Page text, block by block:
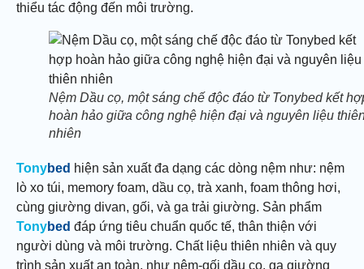
thiểu tác động đến môi trường.
Nệm Dầu cọ, một sáng chế độc đáo từ Tonybed kết
hoàn hảo giữa công nghệ hiện đại và nguyên liệu
nhiên
Tonybed hiện sản xuất đa dạng các dòng nệm như: nệm
lò xo túi, memory foam, dầu cọ, trà xanh, foam thông hơi,
cùng giường divan, gối, và ga trải giường. Sản phẩm
Tonybed đáp ứng tiêu chuẩn quốc tế, thân thiện với
người dùng và môi trường. Chất liệu thiên nhiên và quy
trình sản xuất an toàn, như nệm-gối dầu cọ, ga giường